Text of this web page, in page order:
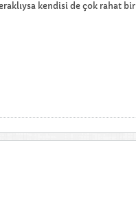
kendisi de çok rahat